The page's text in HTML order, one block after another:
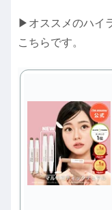
▶オススメのハイ
こちらです。